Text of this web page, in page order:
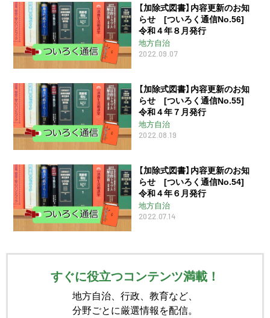
【加除式図書】内容更新のお知
らせ [ついろく通信No.56]
令和４年８月発行
地方自治
2022.09.07
【加除式図書】内容更新のお知
らせ [ついろく通信No.55]
令和４年７月発行
地方自治
2022.08.19
【加除式図書】内容更新のお知
らせ [ついろく通信No.54]
令和４年６月発行
地方自治
2022.07.14
すぐに役立つコンテンツ満載！
地方自治、行政、教育など、
分野ごとに厳選情報を配信。